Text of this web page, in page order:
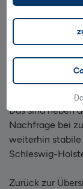
Ausblick
konkret
Holstein als
sich das
Das sind neben
Nachfrage bei
weiterhin stabile
Schleswig-
Zurück zur